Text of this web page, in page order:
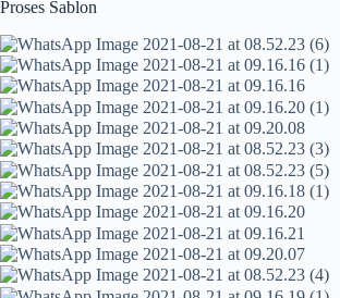
Proses Sablon